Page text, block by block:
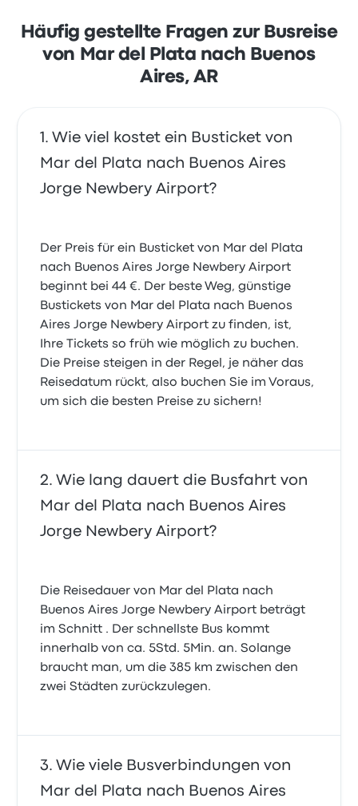
von Micromar für diese Reise beginnen bei 42 €
Häufig gestellte Fragen zur Busreise
von Mar del Plata nach Buenos
Aires, AR
Wie viel kostet ein Busticket von
Mar del Plata nach Buenos Aires
Jorge Newbery Airport?
Der Preis für ein Busticket von Mar del Plata
nach Buenos Aires Jorge Newbery Airport
beginnt bei 44 €. Der beste Weg, günstige
Bustickets von Mar del Plata nach Buenos
Aires Jorge Newbery Airport zu finden, ist,
Ihre Tickets so früh wie möglich zu buchen.
Die Preise steigen in der Regel, je näher das
Reisedatum rückt, also buchen Sie im Voraus,
um sich die besten Preise zu sichern!
Wie lang dauert die Busfahrt von
Mar del Plata nach Buenos Aires
Jorge Newbery Airport?
Die Reisedauer von Mar del Plata nach
Buenos Aires Jorge Newbery Airport beträgt
im Schnitt . Der schnellste Bus kommt
innerhalb von ca. 5Std. 5Min. an. Solange
braucht man, um die 385 km zwischen den
zwei Städten zurückzulegen.
Wie viele Busverbindungen von
Mar del Plata nach Buenos Aires